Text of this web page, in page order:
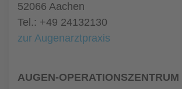
52066 Aachen
Tel.: +49 24132130
zur Augenarztpraxis
AUGEN-